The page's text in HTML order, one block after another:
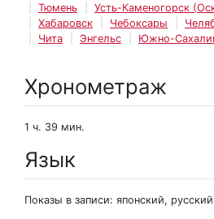
Тюмень
Усть-Каменогорск
Хабаровск
Чебоксары
Чита
Энгельс Южно-
Хронометраж
1 ч. 39 мин.
Язык
Показы в записи: японский,